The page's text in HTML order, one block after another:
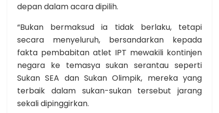
depan dalam acara dipilih.
“Bukan bermaksud ia tidak berlaku, tetapi
secara menyeluruh, bersandarkan kepada
fakta pembabitan atlet IPT mewakili kontinjen
negara ke temasya sukan serantau seperti
Sukan SEA dan Sukan Olimpik, mereka yang
terbaik dalam sukan-sukan tersebut jarang
sekali dipinggirkan.